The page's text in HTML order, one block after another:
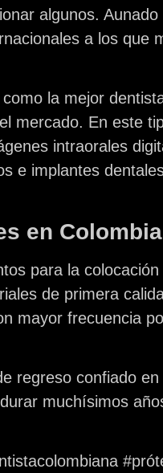
algunos. Aunado
a los que
la mejor
mercado. En este
intraorales
e implantes
en Colombia
para la
de primera
mayor frecuencia
regreso confiado
muchísimos